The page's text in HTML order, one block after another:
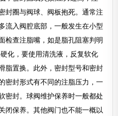
封圈与阀球、阀板抱死。通常注
流入阀腔底部，一般发生在小型
检查注脂嘴，如是脂孔阻塞判明
化，要使用清洗液，反复软化
脂置换。此外，密封型号和密封
密封形式有不同的注脂压力，一
密封。球阀维护保养时一般都处
闭保养。其他阀门也不能一概以